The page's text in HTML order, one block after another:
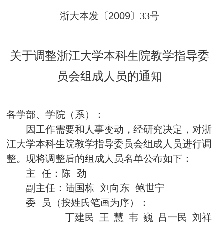
浙大本发〔 2009〕 33号
关于调整浙江大学本科生院教学指导委
员会组成人员的通知
各学部、学院（系）：
因工作需要和人事变动，经研究决定，对浙
江大学本科生院教学指导委员会组成人员进行调
整。现将调整后的组成人员名单公布如下：
主 任：陈 劲
副主任：陆国栋
刘向东 鲍世宁
委
员（按姓氏笔画为序）：
丁建民 王 慧 韦 巍 吕一民 刘祥